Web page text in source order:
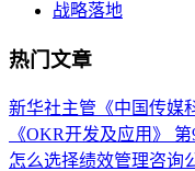
战略落地
热门文章
新华社主管《中国传媒
《OKR开发及应用》 第
怎么选择绩效管理咨询